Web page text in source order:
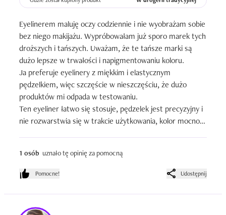
Eyelinerem maluję oczy codziennie i nie wyobrażam sobie
bez niego makijażu. Wypróbowałam już sporo marek tych
droższych i tańszych. Uważam, że te tańsze marki są
dużo lepsze w trwałości i napigmentowaniu koloru.
Ja preferuje eyelinery z miękkim i elastycznym
pędzelkiem, więc szczęście w nieszczęściu, że dużo
produktów mi odpada w testowaniu.
Ten eyeliner łatwo się stosuje, pędzelek jest precyzyjny i
nie rozwarstwia się w trakcie użytkowania, kolor mocno
dnia, nie odbija na powiece jak inne eyelinery, nie kruszy
się. Nie uczula i nie podrażnia. Lubię go zarówno w wersji
wodoodpornej.
1 osób uznało tę opinię za pomocną
Pomocne! Udostępnij